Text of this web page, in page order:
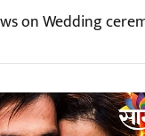
on Wedding